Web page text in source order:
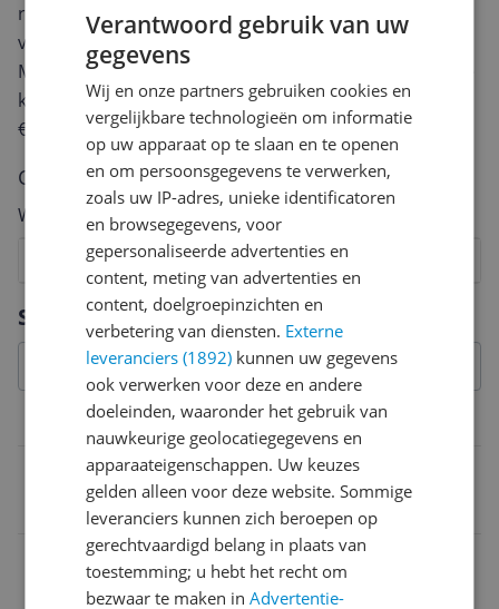
Specificaties
Belangrijkste kenmerken
8718881091537
review. Afhankelijk van de details duurt het schrijven
van een review gemiddeld tussen de 3 en 10 minuten.
Met jouw mening help je andere bezoekers een betere
keuze te maken én maak je iedere maand kans op
€250,-!
Klik hier voor de actievoorwaarden.
Cijfer
Welk cijfer geef jij dit product?
7
6
5
4
3
2
Vraag 1 van 4
Verantwoord gebruik van uw
gegevens
Wij en onze partners gebruiken cookies en
vergelijkbare technologieën om informatie
op uw apparaat op te slaan en te openen
en om persoonsgegevens te verwerken,
zoals uw IP-adres, unieke identificatoren
en browsegegevens, voor
gepersonaliseerde advertenties en
content, meting van advertenties en
content, doelgroepinzichten en
verbetering van diensten. Externe
leveranciers (1892) kunnen uw gegevens
ook verwerken voor deze en andere
doeleinden, waaronder het gebruik van
nauwkeurige geolocatiegegevens en
apparaateigenschappen. Uw keuzes
gelden alleen voor deze website. Sommige
leveranciers kunnen zich beroepen op
gerechtvaardigd belang in plaats van
toestemming; u hebt het recht om
bezwaar te maken inAdvertentie-